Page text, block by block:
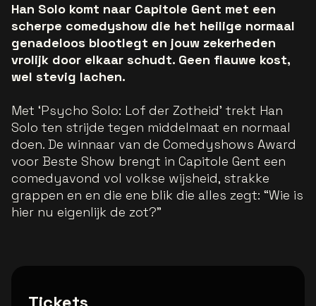
Han Solo komt naar Capitole Gent met een
scherpe comedyshow die het heilige normaal
genadeloos blootlegt en jouw zekerheden
vrolijk door elkaar schudt. Geen flauwe kost,
wel stevig lachen.
Met ‘Psycho Solo: Lof der Zotheid’ trekt Han
Solo ten strijde tegen middelmaat en normaal
doen. De winnaar van de Comedyshows Award
voor Beste Show brengt in Capitole Gent een
comedyavond vol volkse wijsheid, strakke
grappen en en die ene blik die alles zegt: “Wie is
hier nu eigenlijk de zot?”